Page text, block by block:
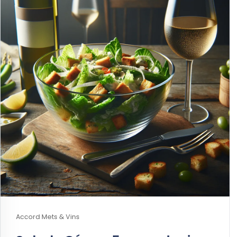
Accord Mets & Vins